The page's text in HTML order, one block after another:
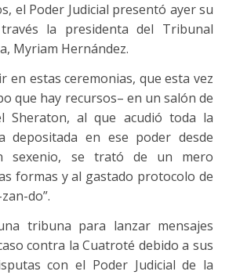
el Poder Judicial presentó ayer su
la presidenta del Tribunal
Myriam Hernández.
en estas ceremonias, que esta vez
que hay recursos– en un salón de
Sheraton, al que acudió toda la
depositada en ese poder desde
sexenio, se trató de un mero
formas y al gastado protocolo de
do”.
tribuna para lanzar mensajes
contra la Cuatroté debido a sus
con el Poder Judicial de la